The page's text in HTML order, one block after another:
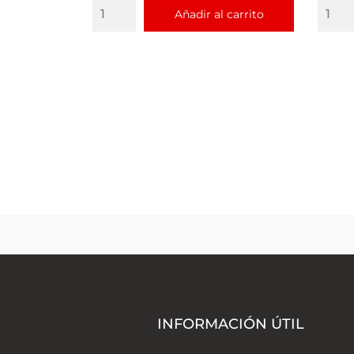
Añadir al carrito
INFORMACIÓN ÚTIL